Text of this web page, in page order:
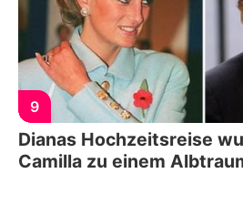
9
Dianas Hochzeitsreise
Camilla zu einem